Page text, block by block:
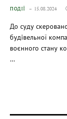
ПОДІЇ 15.08.2024
До суду
будівельної
воєнного стану
…